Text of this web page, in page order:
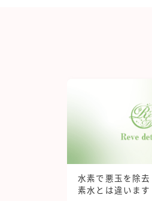
水素で悪玉を除
素水とは違います